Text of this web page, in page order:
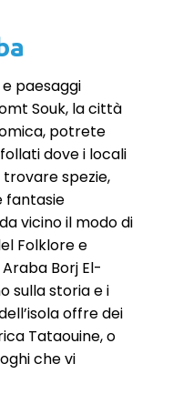
paesaggi
Souk, la città
potrete
dove i locali
spezie,
fantasie
vicino il modo di
Folklore e
Borj El-
sulla storia e i
offre dei
Tataouine, o
che vi